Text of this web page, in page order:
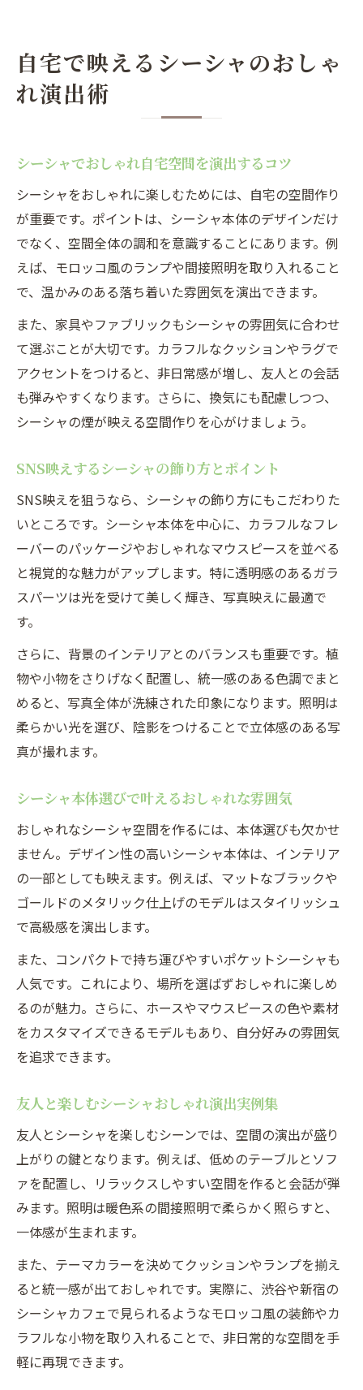
シーシャを活かした非日常的な自宅の作り
方
空間を彩るシーシャ×インテリアの楽しみ方
彩り
おしゃれ重視のシーシャインテリア実践法
シーシャ本体と家具の相性を高めるコツ
シーシャで空間全体のおしゃれ度をアップ
シーシャ×インテリアで作る癒やしの空間
最新トレンド！おしゃれなシーシャ本体特
シーシャ本体デザインの進化と選び方ポイ
ント
較
空間映えするシーシャ本体の選択基準とは
おしゃれ上級者が選ぶ注目のシーシャ本体
おしゃれなシーシャでSNS映えを狙うポイント
シーシャでSNS映えする写真を撮るテクニ
ック
シーシャ×小物でSNS映えを演出するアイ
デア
SNS映え狙いのシーシャ配置と光の使い方
シーシャ写真で人気を集めるコツと工夫
シーシャを主役にした自分好みの空間づくり
シーシャ主役の自分好み空間の作り方
おしゃれシーシャで叶える理想の部屋
シーシャで部屋全体の統一感を演出するコ
ツ
シーシャ×趣味アイテムの融合アイデア集
自分だけのシーシャおしゃれ空間実現法
シーシャ本体の選び方と最新ブランド事情
おしゃれ重視のシーシャ本体選びの基準
注目のシーシャ本体ブランド最新トレンド
シーシャ本体ランキングと選び方のポイン
ト
シーシャ本体のデザイン性と実用性比較
自宅で映えるシーシャのおしゃ
れ演出術
シーシャでおしゃれ自宅空間を演出するコツ
シーシャをおしゃれに楽しむためには、自宅の空間作り
が重要です。ポイントは、シーシャ本体のデザインだけ
でなく、空間全体の調和を意識することにあります。例
えば、モロッコ風のランプや間接照明を取り入れること
で、温かみのある落ち着いた雰囲気を演出できます。
また、家具やファブリックもシーシャの雰囲気に合わせ
て選ぶことが大切です。カラフルなクッションやラグで
アクセントをつけると、非日常感が増し、友人との会話
も弾みやすくなります。さらに、換気にも配慮しつつ、
シーシャの煙が映える空間作りを心がけましょう。
SNS映えするシーシャの飾り方とポイント
SNS映えを狙うなら、シーシャの飾り方にもこだわりた
いところです。シーシャ本体を中心に、カラフルなフレ
ーバーのパッケージやおしゃれなマウスピースを並べる
と視覚的な魅力がアップします。特に透明感のあるガラ
スパーツは光を受けて美しく輝き、写真映えに最適で
す。
さらに、背景のインテリアとのバランスも重要です。植
物や小物をさりげなく配置し、統一感のある色調でまと
めると、写真全体が洗練された印象になります。照明は
柔らかい光を選び、陰影をつけることで立体感のある写
真が撮れます。
シーシャ本体選びで叶えるおしゃれな雰囲気
おしゃれなシーシャ空間を作るには、本体選びも欠かせ
ません。デザイン性の高いシーシャ本体は、インテリア
の一部としても映えます。例えば、マットなブラックや
ゴールドのメタリック仕上げのモデルはスタイリッシュ
で高級感を演出します。
また、コンパクトで持ち運びやすいポケットシーシャも
人気です。これにより、場所を選ばずおしゃれに楽しめ
るのが魅力。さらに、ホースやマウスピースの色や素材
をカスタマイズできるモデルもあり、自分好みの雰囲気
を追求できます。
友人と楽しむシーシャおしゃれ演出実例集
友人とシーシャを楽しむシーンでは、空間の演出が盛り
上がりの鍵となります。例えば、低めのテーブルとソフ
ァを配置し、リラックスしやすい空間を作ると会話が弾
みます。照明は暖色系の間接照明で柔らかく照らすと、
一体感が生まれます。
また、テーマカラーを決めてクッションやランプを揃え
ると統一感が出ておしゃれです。実際に、渋谷や新宿の
シーシャカフェで見られるようなモロッコ風の装飾やカ
ラフルな小物を取り入れることで、非日常的な空間を手
軽に再現できます。